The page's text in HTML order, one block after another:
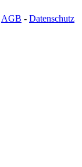
AGB - Datenschutz